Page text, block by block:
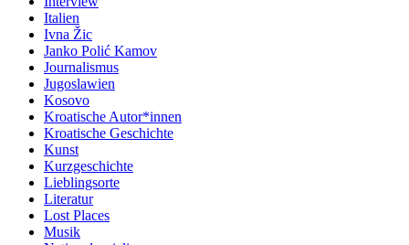
Italien
Ivna Žic
Janko Polić Kamov
Journalismus
Jugoslawien
Kosovo
Kroatische Autor*innen
Kroatische Geschichte
Kunst
Kurzgeschichte
Lieblingsorte
Literatur
Lost Places
Musik